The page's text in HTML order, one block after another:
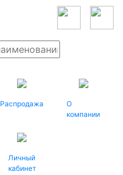
Распродажа
О
компании
Личный
кабинет